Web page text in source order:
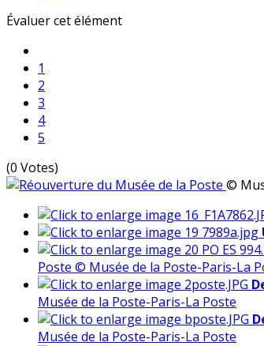
Évaluer cet élément
1
2
3
4
5
(0 Votes)
©
Poste © Musée de la Poste-Paris-La
Musée de la Poste-Paris-La Poste
Musée de la Poste-Paris-La Poste